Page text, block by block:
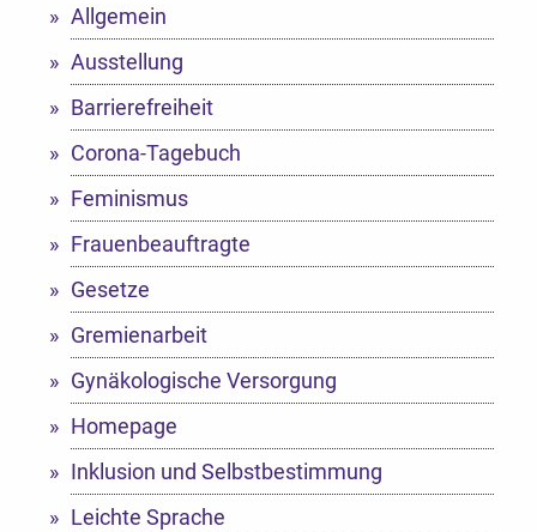
Allgemein
Ausstellung
Barrierefreiheit
Corona-Tagebuch
Feminismus
Frauenbeauftragte
Gesetze
Gremienarbeit
Gynäkologische Versorgung
Homepage
Inklusion und Selbstbestimmung
Leichte Sprache